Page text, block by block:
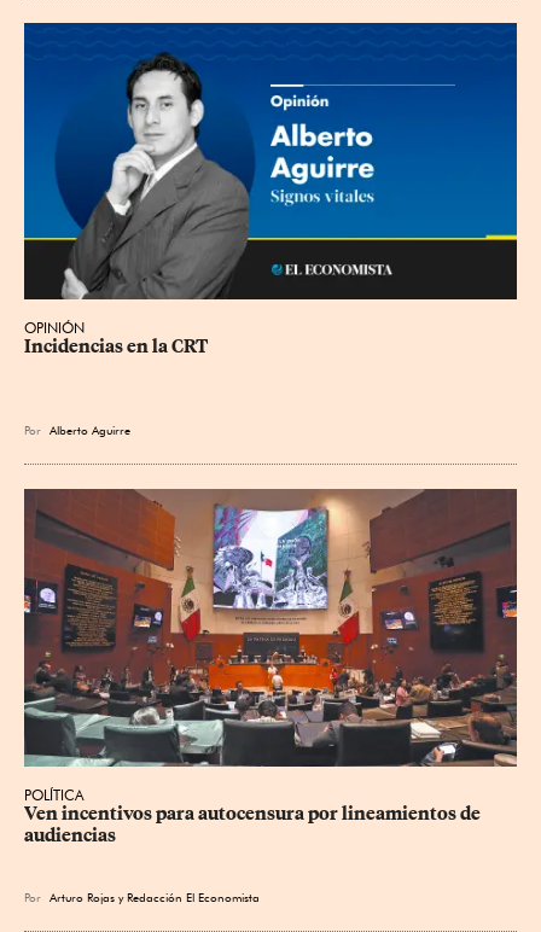
OPINIÓN
Incidencias en la CRT
Por Alberto Aguirre
POLÍTICA
Ven incentivos para autocensura por lineamientos de
audiencias
Por Arturo Rojas yRedacción El Economista